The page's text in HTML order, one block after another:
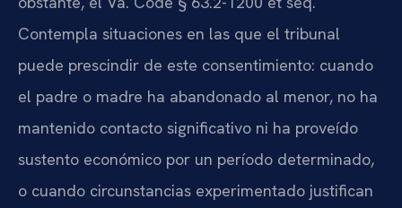
Contempla situaciones en las que el tribunal
puede prescindir de este consentimiento: cuando
el padre o madre ha abandonado al menor, no ha
mantenido contacto significativo ni ha proveído
sustento económico por un período determinado,
o cuando circunstancias experimentado justifican